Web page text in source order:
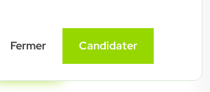
Fermer Candidater
€/h